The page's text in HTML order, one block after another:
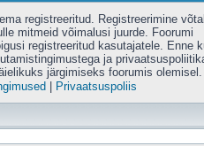
registreeritud. Registreerimine
mitmeid võimalusi juurde. Foorumi
registreeritud kasutajatele. Enne
ja
järgimiseks foorumis olemisel.
Privaatsuspoliis